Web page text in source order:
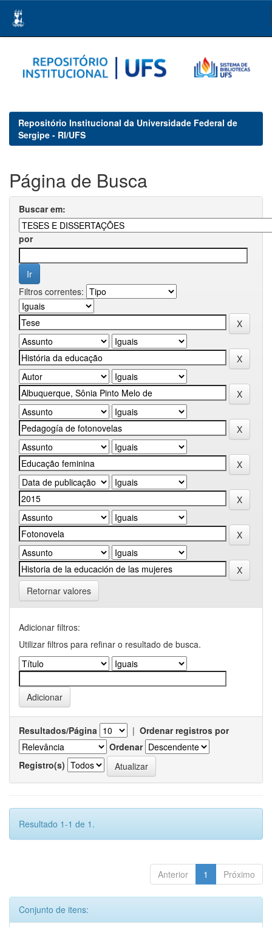
navigation
Repositório Institucional da Universidade Federal de
Sergipe - RI/UFS
Página de Busca
Buscar em:
por
Filtros correntes:
Retornar valores
Adicionar filtros:
Utilizar filtros para refinar o resultado de busca.
Resultados/Página | Ordenar registros por
Ordenar
Registro(s)
Resultado 1-1 de 1.
Anterior 1 Próximo
Conjunto de itens: